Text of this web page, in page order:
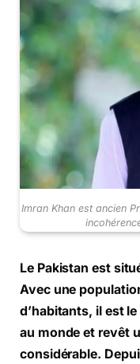
Imran Khan est ancien
Le Pakistan est
Avec une
d’habitants, il est
au monde et revêt
considérable.